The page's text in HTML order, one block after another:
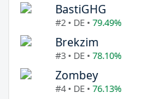
BastiGHG
#2 • DE • 79.49%
Brekzim
#3 • DE • 78.10%
Zombey
#4 • DE • 76.13%